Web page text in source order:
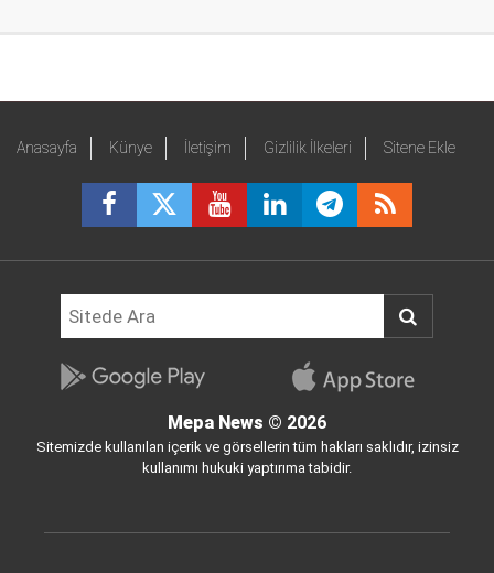
Anasayfa Künye İletişim Gizlilik İlkeleri Sitene Ekle
Mepa News © 2026
Sitemizde kullanılan içerik ve görsellerin tüm hakları saklıdır, izinsiz
kullanımı hukuki yaptırıma tabidir.